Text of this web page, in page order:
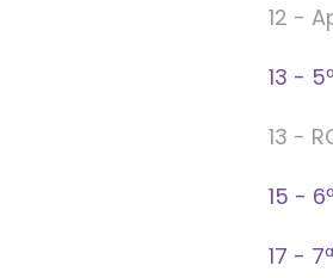
12 -
13 -
13 -
15 -
17 -